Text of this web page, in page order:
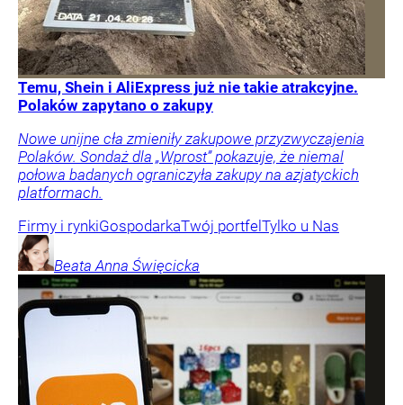
Temu, Shein i AliExpress już nie takie atrakcyjne.
Polaków zapytano o zakupy
Nowe unijne cła zmieniły zakupowe przyzwyczajenia
Polaków. Sondaż dla „Wprost” pokazuje, że niemal
połowa badanych ograniczyła zakupy na azjatyckich
platformach.
Firmy i rynkiGospodarkaTwój portfelTylko u Nas
Beata Anna Święcicka